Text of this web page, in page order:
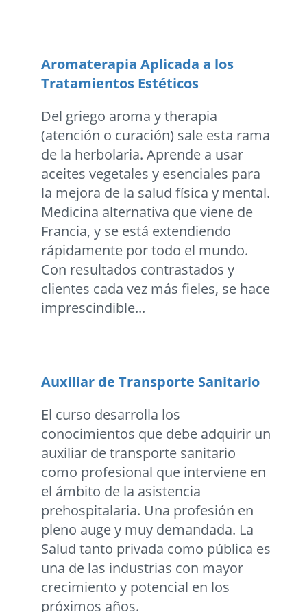
Aromaterapia Aplicada a los
Tratamientos Estéticos
Del griego aroma y therapia
(atención o curación) sale esta rama
de la herbolaria. Aprende a usar
aceites vegetales y esenciales para
la mejora de la salud física y mental.
Medicina alternativa que viene de
Francia, y se está extendiendo
rápidamente por todo el mundo.
Con resultados contrastados y
clientes cada vez más fieles, se hace
imprescindible...
Auxiliar de Transporte Sanitario
El curso desarrolla los
conocimientos que debe adquirir un
auxiliar de transporte sanitario
como profesional que interviene en
el ámbito de la asistencia
prehospitalaria. Una profesión en
pleno auge y muy demandada. La
Salud tanto privada como pública es
una de las industrias con mayor
crecimiento y potencial en los
próximos años.